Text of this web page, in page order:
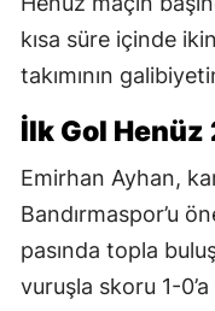
kısa süre içinde
takımının
İlk Gol Henüz
Emirhan Ayhan,
Bandırmaspor’u
pasında topla
vuruşla skoru 1-0’a